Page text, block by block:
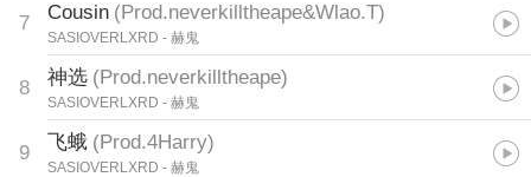
7 Cousin (Prod.neverkilltheape&Wlao.T)
SASIOVERLXRD - 赫鬼
8 神选 (Prod.neverkilltheape)
SASIOVERLXRD - 赫鬼
9 飞蛾 (Prod.4Harry)
SASIOVERLXRD - 赫鬼